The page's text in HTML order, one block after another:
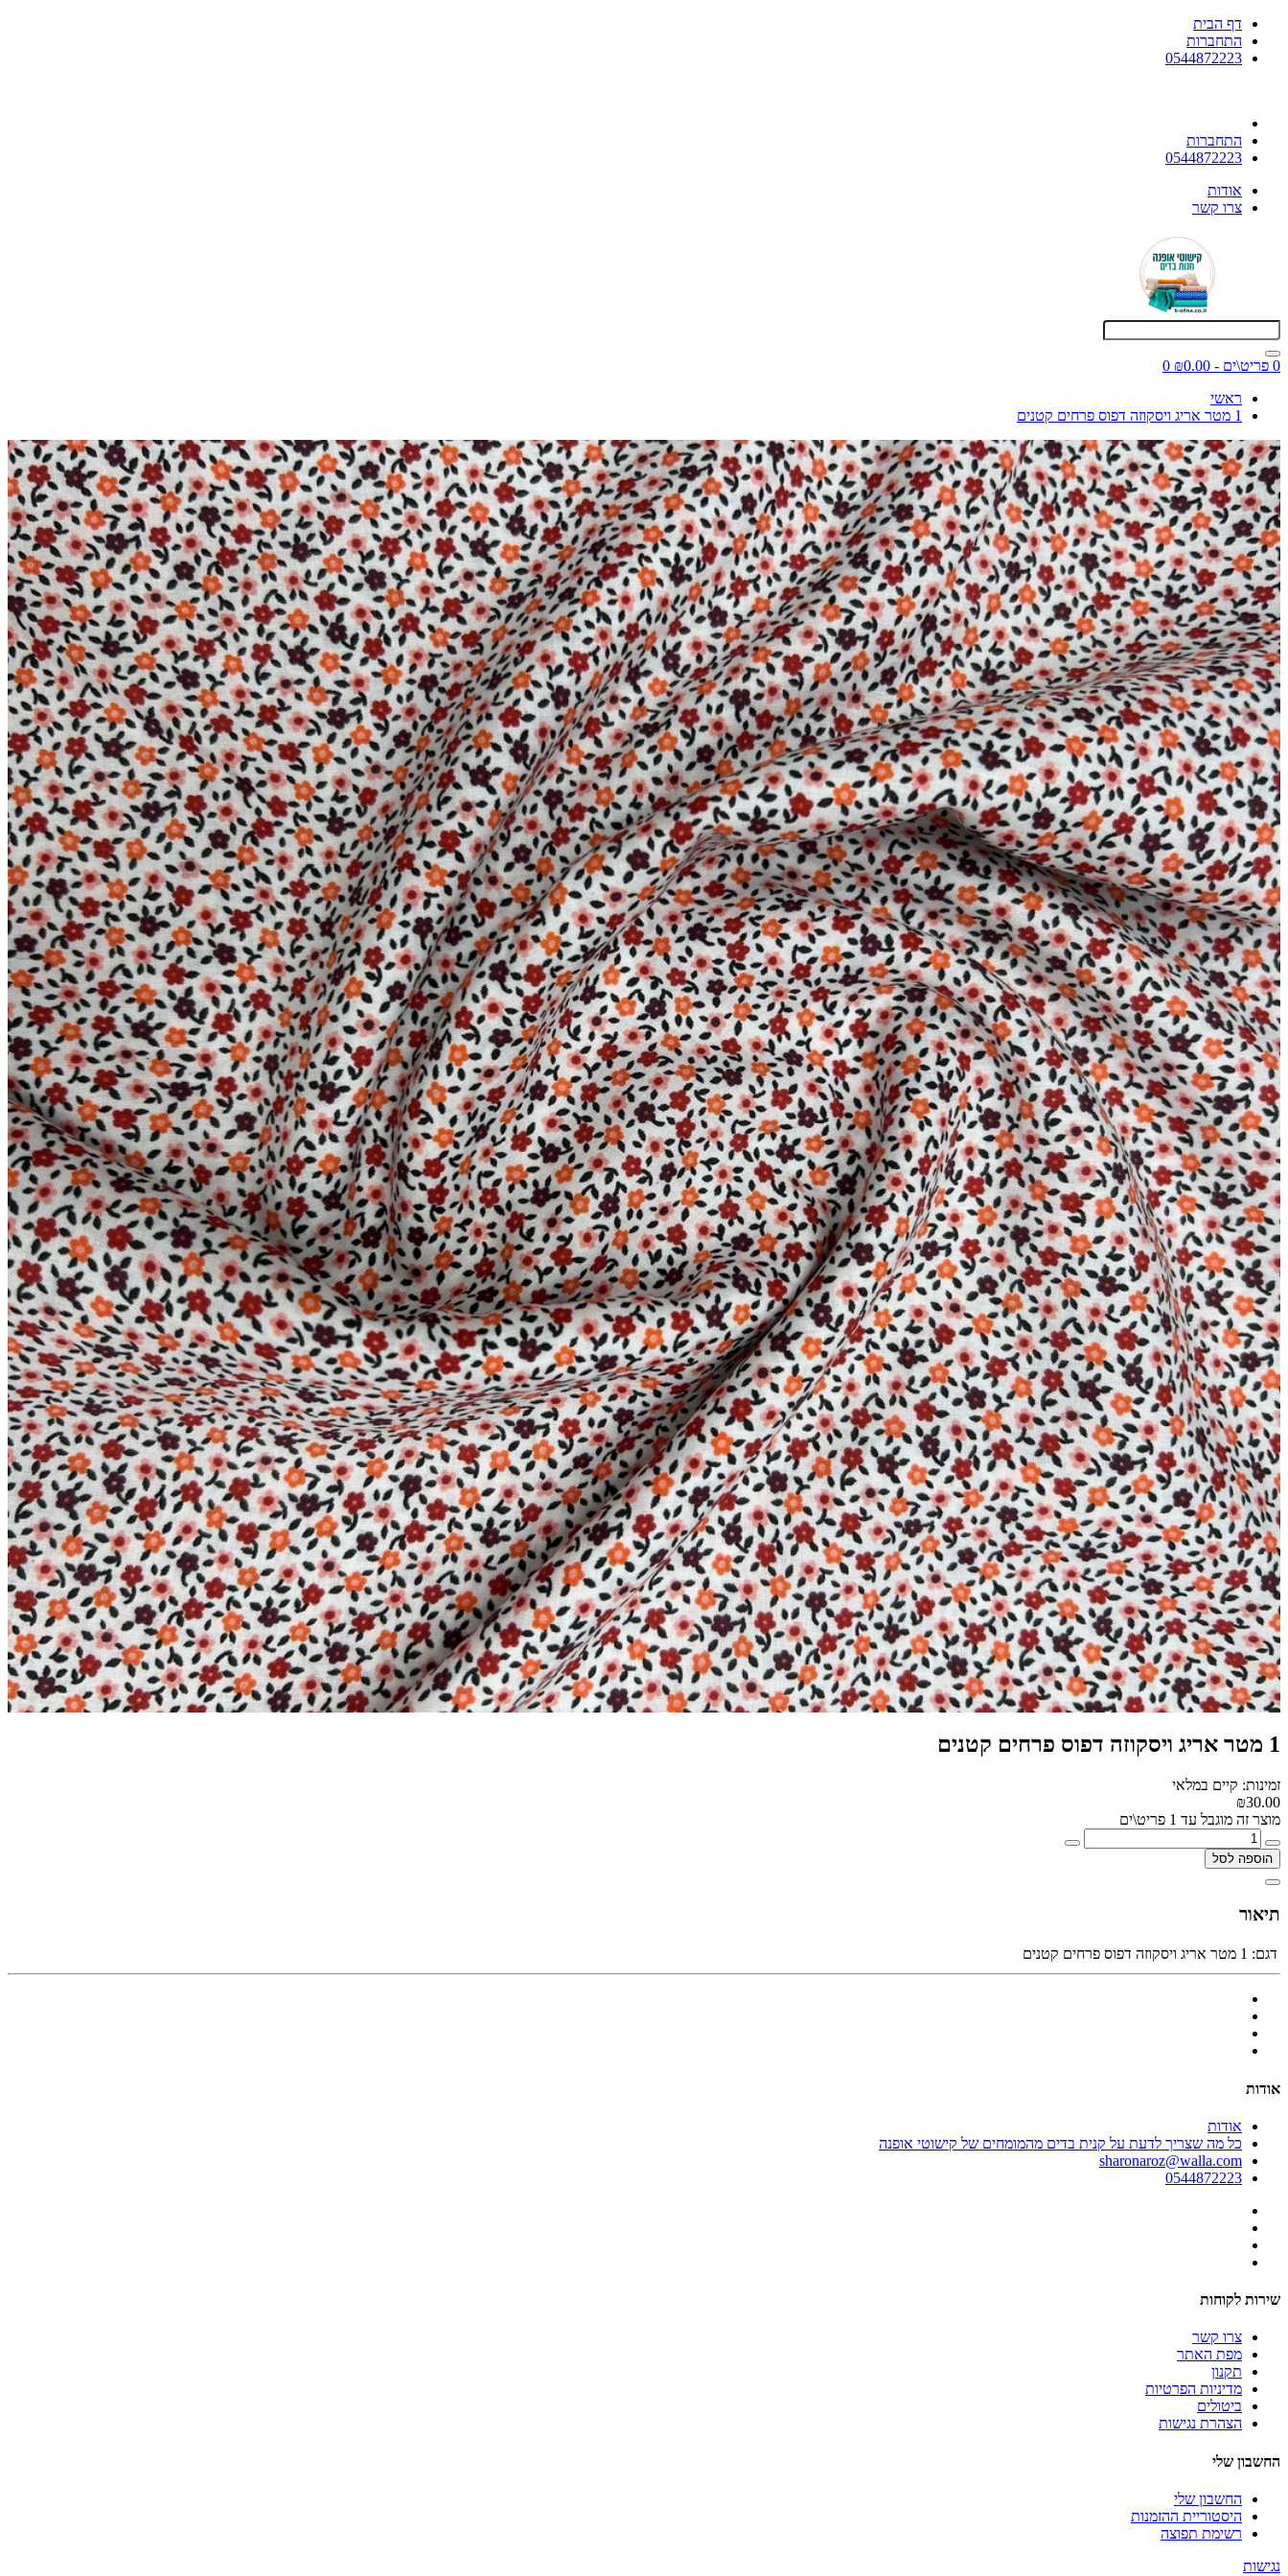
דף הבית
התחברות
0544872223
התחברות
0544872223
אודות
צרו קשר
0 פריט\ים - ₪0.00
0
ראשי
1 מטר אריג ויסקוזה דפוס פרחים קטנים
1 מטר אריג ויסקוזה דפוס פרחים קטנים
זמינות: קיים במלאי
₪30.00
מוצר זה מוגבל עד 1 פריט\ים
הוספה לסל
תיאור
דגם: 1 מטר אריג ויסקוזה דפוס פרחים קטנים
אודות
אודות
כל מה שצריך לדעת על קנית בדים מהמומחים של קישוטי אופנה
sharonaroz@walla.com
0544872223
שירות לקוחות
צרו קשר
מפת האתר
תקנון
מדיניות הפרטיות
ביטולים
הצהרת נגישות
החשבון שלי
החשבון שלי
היסטוריית ההזמנות
רשימת תפוצה
נגישות